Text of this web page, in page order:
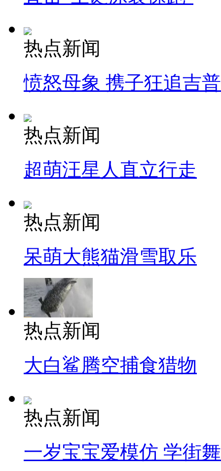
热点新闻
愤怒母象 携子狂追吉
热点新闻
超萌汪星人直立行走
热点新闻
呆萌大熊猫滑雪取乐
热点新闻
大白鲨腾空捕食猎物
热点新闻
一岁宝宝爱模仿 学街